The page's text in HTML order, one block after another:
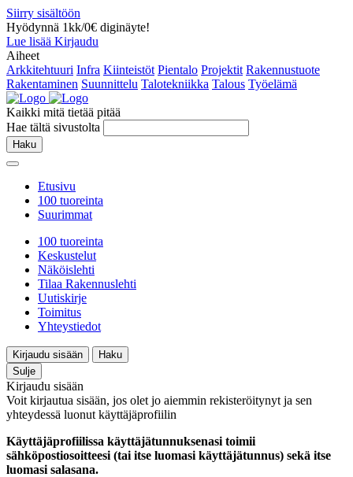
Siirry sisältöön
Hyödynnä 1kk/0€ diginäyte!
Lue lisää Kirjaudu
Aiheet
Arkkitehtuuri Infra Kiinteistöt Pientalo Projektit Rakennustuote
Rakentaminen Suunnittelu Talotekniikka Talous Työelämä
Kaikki mitä tietää pitää
Hae tältä sivustolta
Haku
Etusivu
100 tuoreinta
Suurimmat
100 tuoreinta
Keskustelut
Näköislehti
Tilaa Rakennuslehti
Uutiskirje
Toimitus
Yhteystiedot
Kirjaudu sisään
Haku
Sulje
Kirjaudu sisään
Voit kirjautua sisään, jos olet jo aiemmin rekisteröitynyt ja sen
yhteydessä luonut käyttäjäprofiilin
Käyttäjäprofiilissa käyttäjätunnuksenasi toimii
sähköpostiosoitteesi (tai itse luomasi käyttäjätunnus) sekä itse
luomasi salasana.